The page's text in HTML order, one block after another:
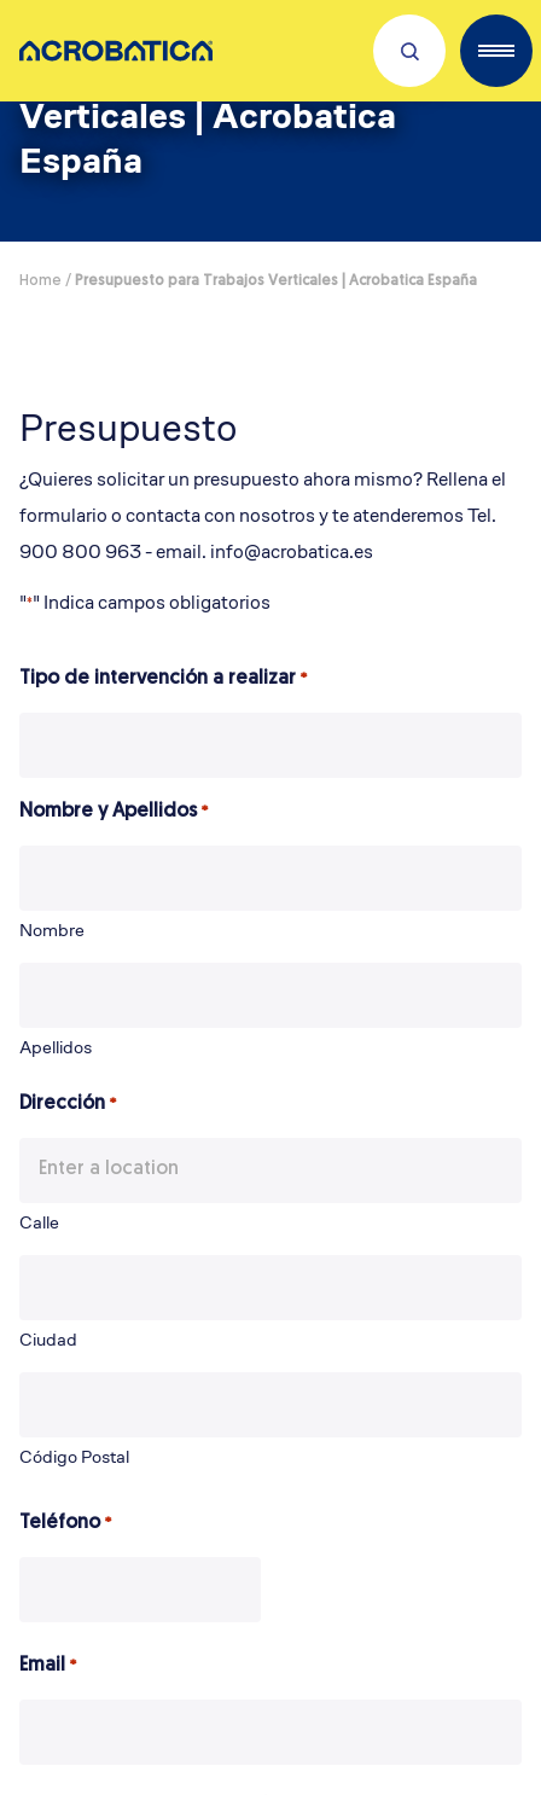
Descubre sobre nosotros
Presupuesto para Trabajos
Verticales | Acrobatica
España
Home / Presupuesto para Trabajos Verticales | Acrobatica España
Presupuesto
¿Quieres solicitar un presupuesto ahora mismo? Rellena el
formulario o contacta con nosotros y te atenderemos Tel.
900 800 963 - email. info@acrobatica.es
"*" Indica campos obligatorios
Tipo de intervención a realizar *
Nombre y Apellidos *
Nombre
Apellidos
Dirección *
Calle
Ciudad
Código Postal
Teléfono *
Email *